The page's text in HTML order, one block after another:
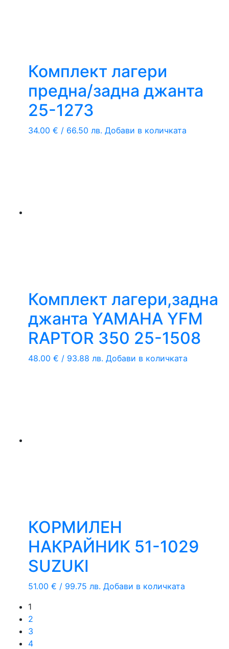
Комплект лагери
предна/задна джанта
25-1273
34.00 € / 66.50 лв. Добави в количката
Комплект лагери,задна
джанта YAMAHA YFM
RAPTOR 350 25-1508
48.00 € / 93.88 лв. Добави в количката
КОРМИЛЕН
НАКРАЙНИК 51-1029
SUZUKI
51.00 € / 99.75 лв. Добави в количката
1
2
3
4